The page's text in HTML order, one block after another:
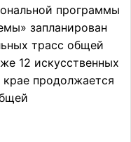
программы
запланирован
трасс общей
12 искусственных
продолжается